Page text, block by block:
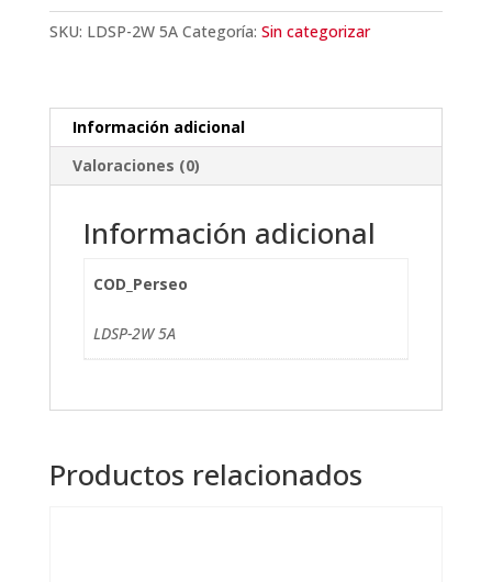
SKU: LDSP-2W 5A Categoría: Sin categorizar
Información adicional
Valoraciones (0)
Información adicional
COD_Perseo
LDSP-2W 5A
Productos relacionados